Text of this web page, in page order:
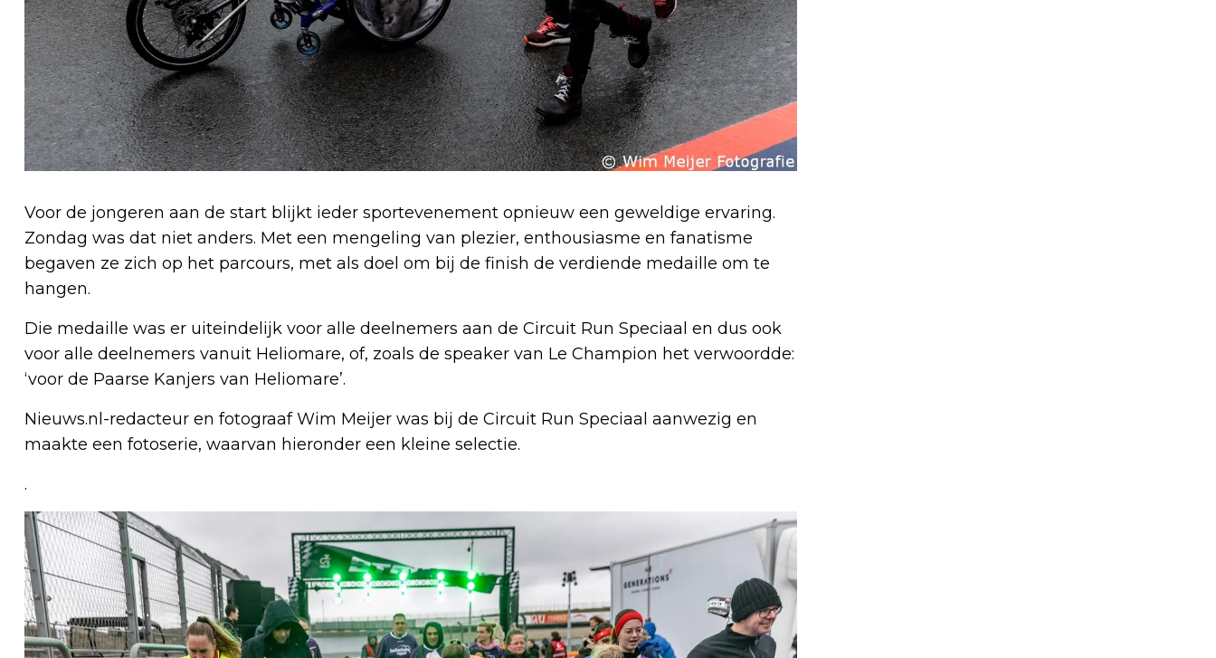
Voor de jongeren aan de start blijkt ieder sportevenement opnieuw een geweldige ervaring.
Zondag was dat niet anders. Met een mengeling van plezier, enthousiasme en fanatisme
begaven ze zich op het parcours, met als doel om bij de finish de verdiende medaille om te
hangen.
Die medaille was er uiteindelijk voor alle deelnemers aan de Circuit Run Speciaal en dus ook
voor alle deelnemers vanuit Heliomare, of, zoals de speaker van Le Champion het verwoordde:
‘voor de Paarse Kanjers van Heliomare’.
Nieuws.nl-redacteur en fotograaf Wim Meijer was bij de Circuit Run Speciaal aanwezig en
maakte een fotoserie, waarvan hieronder een kleine selectie.
.